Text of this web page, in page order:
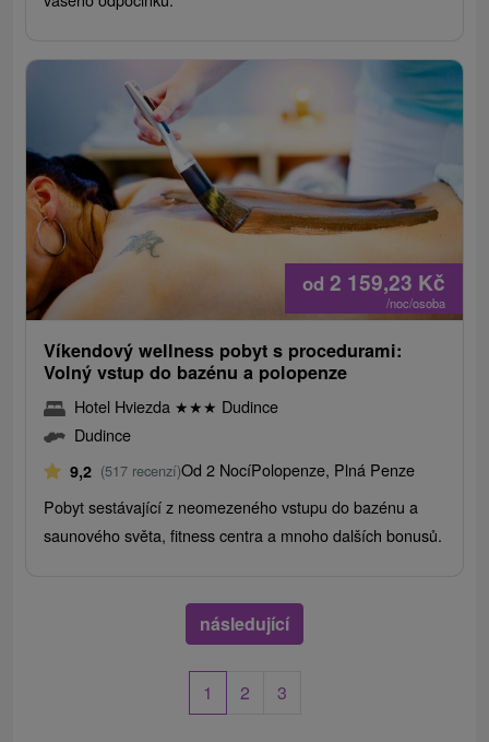
od 2 159,23 Kč
/noc/osoba
Víkendový wellness pobyt s procedurami:
Volný vstup do bazénu a polopenze
Hotel Hviezda ★★★ Dudince
Dudince
9,2 (517 recenzí)Od 2 NocíPolopenze, Plná Penze
Pobyt sestávající z neomezeného vstupu do bazénu a
saunového světa, fitness centra a mnoho dalších bonusů.
následující
1 2 3